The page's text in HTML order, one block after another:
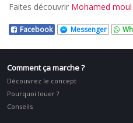
Faites découvrir Mohamed moul
Facebook Messenger
Comment ça marche ?
Découvrez le concept
Pourquoi louer ?
Conseils